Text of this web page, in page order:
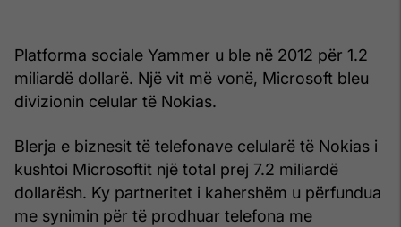
Platforma sociale Yammer u ble në 2012 për 1.2
miliardë dollarë. Një vit më vonë, Microsoft bleu
divizionin celular të Nokias.
Blerja e biznesit të telefonave celularë të Nokias i
kushtoi Microsoftit një total prej 7.2 miliardë
dollarësh. Ky partneritet i kahershëm u përfundua
me synimin për të prodhuar telefona me